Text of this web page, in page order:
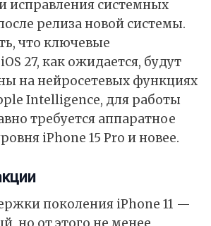
исправления системных
релиза новой системы.
что ключевые
27, как ожидается, будут
на нейросетевых функциях
Intelligence, для работы
требуется аппаратное
iPhone 15 Pro и новее.
поколения iPhone 11 —